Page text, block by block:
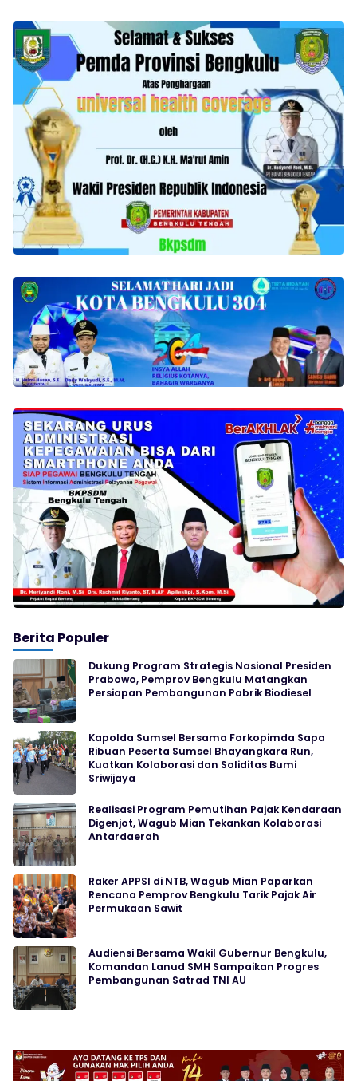
Berita Populer
Dukung Program Strategis Nasional Presiden
Prabowo, Pemprov Bengkulu Matangkan
Persiapan Pembangunan Pabrik Biodiesel
Kapolda Sumsel Bersama Forkopimda Sapa
Ribuan Peserta Sumsel Bhayangkara Run,
Kuatkan Kolaborasi dan Soliditas Bumi
Sriwijaya
Realisasi Program Pemutihan Pajak Kendaraan
Digenjot, Wagub Mian Tekankan Kolaborasi
Antardaerah
Raker APPSI di NTB, Wagub Mian Paparkan
Rencana Pemprov Bengkulu Tarik Pajak Air
Permukaan Sawit
Audiensi Bersama Wakil Gubernur Bengkulu,
Komandan Lanud SMH Sampaikan Progres
Pembangunan Satrad TNI AU